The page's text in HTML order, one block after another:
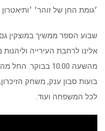
׳גומת החן של זוהר׳
שבוע הספר ממשיך במוצקין גם
אלינו לרחבת העירייה
בועות סבון ענק, משחק
לכל המשפחה ועוד.